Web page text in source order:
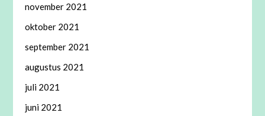
november 2021
oktober 2021
september 2021
augustus 2021
juli 2021
juni 2021